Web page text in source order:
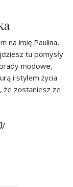
na imię Paulina,
tu pomysły
modowe,
i stylem życia
że zostaniesz ze